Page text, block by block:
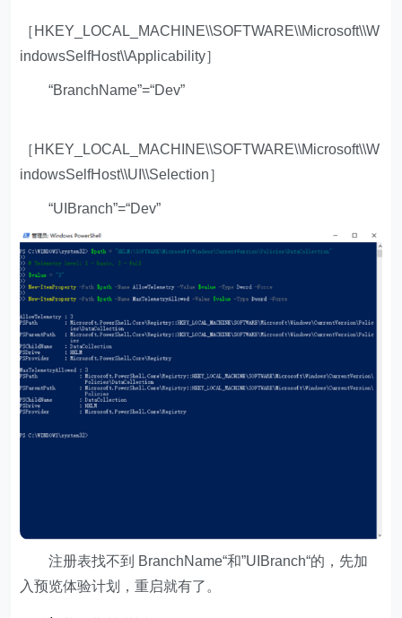
［HKEY_LOCAL_MACHINE\\SOFTWARE\\Microsoft\\W
indowsSelfHost\\Applicability］
“BranchName”=“Dev”
［HKEY_LOCAL_MACHINE\\SOFTWARE\\Microsoft\\W
indowsSelfHost\\UI\\Selection］
“UIBranch”=“Dev”
注册表找不到 BranchName“和”UIBranch“的，先加
入预览体验计划，重启就有了。